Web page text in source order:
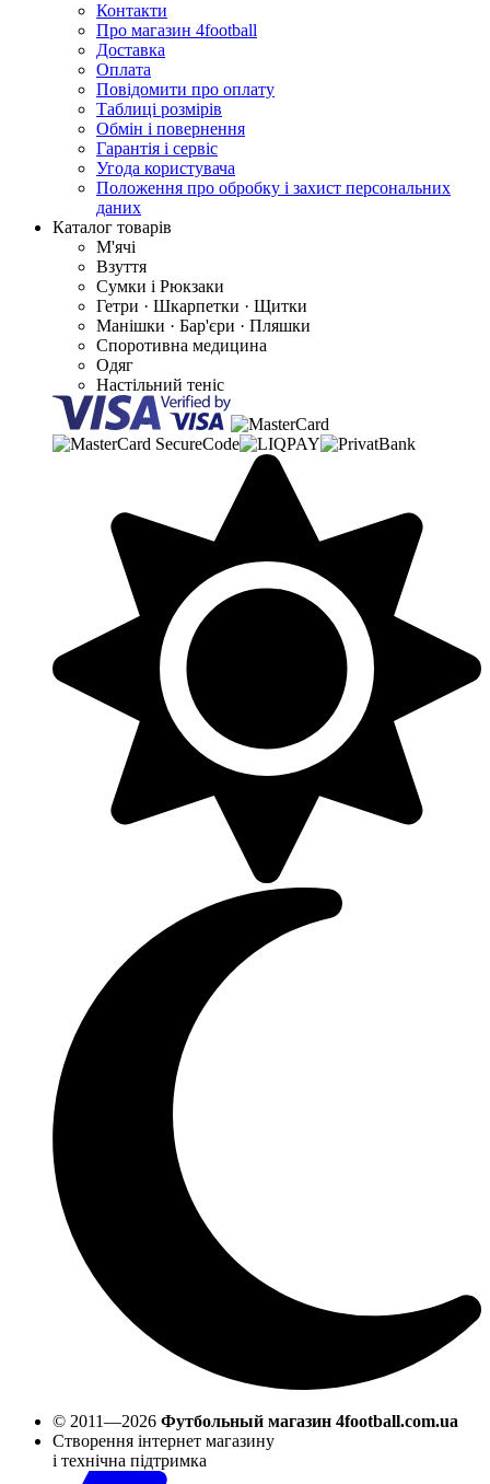
Контакти
Про магазин 4football
Доставка
Оплата
Повідомити про оплату
Таблиці розмірів
Обмін і повернення
Гарантія і сервіс
Угода користувача
Положення про обробку і захист персональних
даних
Каталог товарів
М'ячі
Взуття
Сумки і Рюкзаки
Гетри · Шкарпетки · Щитки
Манішки · Бар'єри · Пляшки
Споротивна медицина
Одяг
Настільний теніс
© 2011—2026 Футбольный магазин 4football.com.ua
Створення інтернет магазину
і технічна підтримка